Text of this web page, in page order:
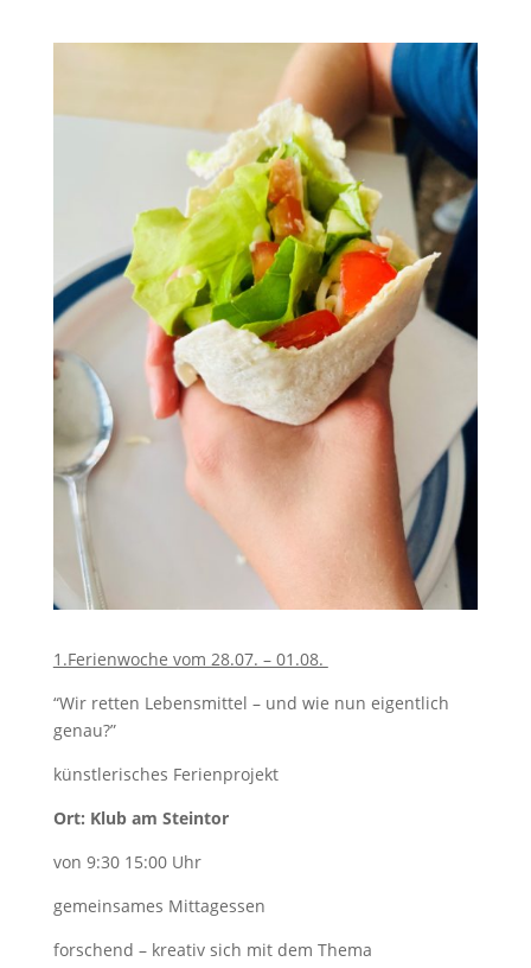
1.Ferienwoche vom 28.07. – 01.08.
“Wir retten Lebensmittel – und wie nun eigentlich
genau?”
künstlerisches Ferienprojekt
Ort: Klub am Steintor
von 9:30 15:00 Uhr
gemeinsames Mittagessen
forschend – kreativ sich mit dem Thema